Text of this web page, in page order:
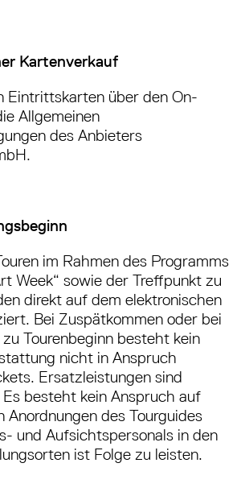
Kartenverkauf
Eintrittskarten über den On­
Allgemeinen
des Anbieters
im Rahmen des Programms
Week“ sowie der Treffpunkt zu
direkt auf dem elektronischen
Bei Zuspätkommen oder bei
Tourenbeginn besteht kein
nicht in Anspruch
Ersatzleistungen sind
besteht kein Anspruch auf
Anordnungen des Tourguides
und Aufsichtspersonals in den
ist Folge zu leisten.